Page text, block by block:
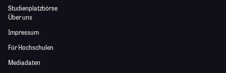
Studienplatzbörse
Über uns
Impressum
Für Hochschulen
Mediadaten